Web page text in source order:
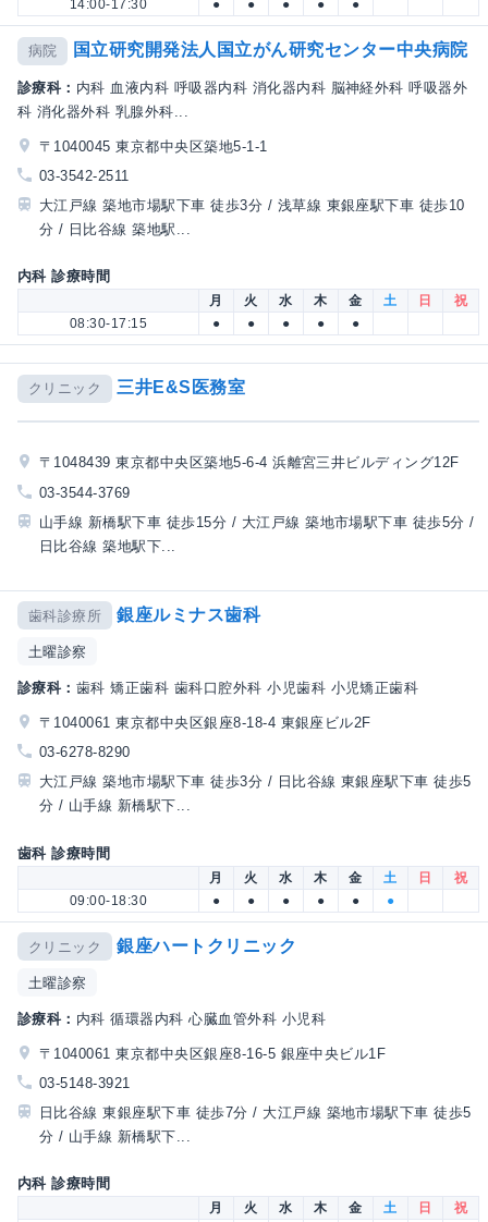
14:00-17:30 ● ● ● ● ●
病院 国立研究開発法人国立がん研究センター中央病院
診療科： 内科 血液内科 呼吸器内科 消化器内科 脳神経外科 呼吸器外
科 消化器外科 乳腺外科...
〒1040045 東京都中央区築地5-1-1
03-3542-2511
大江戸線 築地市場駅下車 徒歩3分 / 浅草線 東銀座駅下車 徒歩10
分 / 日比谷線 築地駅...
内科 診療時間
月 火 水 木 金 土 日
祝
08:30-17:15
● ● ● ● ●
クリニック 三井E&S医務室
〒1048439 東京都中央区築地5-6-4 浜離宮三井ビルディング12F
03-3544-3769
山手線 新橋駅下車 徒歩15分 / 大江戸線 築地市場駅下車 徒歩5分 /
日比谷線 築地駅下...
歯科診療所 銀座ルミナス歯科
土曜診察
診療科： 歯科 矯正歯科 歯科口腔外科 小児歯科 小児矯正歯科
〒1040061 東京都中央区銀座8-18-4 東銀座ビル2F
03-6278-8290
大江戸線 築地市場駅下車 徒歩3分 / 日比谷線 東銀座駅下車 徒歩5
分 / 山手線 新橋駅下...
歯科 診療時間
月 火 水 木 金 土 日
祝
09:00-18:30
● ● ● ● ● ●
クリニック 銀座ハートクリニック
土曜診察
診療科： 内科 循環器内科 心臓血管外科 小児科
〒1040061 東京都中央区銀座8-16-5 銀座中央ビル1F
03-5148-3921
日比谷線 東銀座駅下車 徒歩7分 / 大江戸線 築地市場駅下車 徒歩5
分 / 山手線 新橋駅下...
内科 診療時間
月 火 水 木 金 土 日
祝